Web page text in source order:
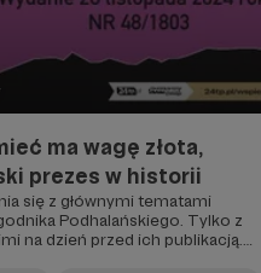
ma wagę złota,
prezes w historii
się z głównymi tematami
Podhalańskiego. Tylko z
na dzień przed ich publikacją.